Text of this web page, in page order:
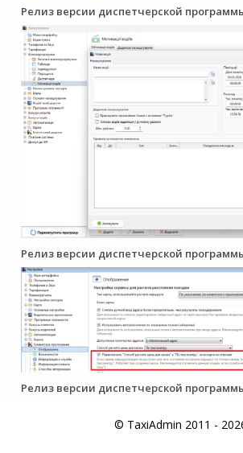
Релиз версии диспетчерской
Релиз версии диспетчерской
Релиз версии диспетчерской
© TaxiAdmin 2011 -